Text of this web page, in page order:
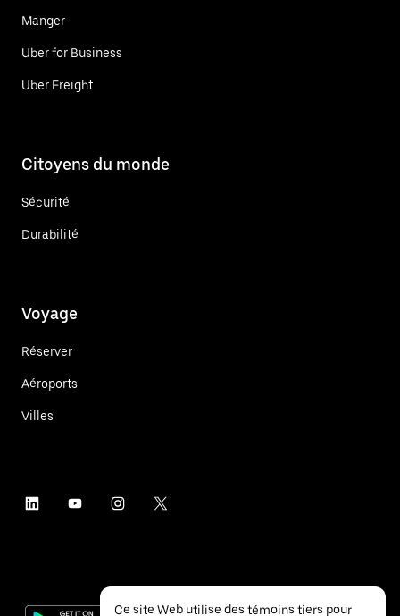
Manger
Uber for Business
Uber Freight
Citoyens du monde
Sécurité
Durabilité
Voyage
Réserver
Aéroports
Villes
Ce site Web utilise des témoins tiers pour